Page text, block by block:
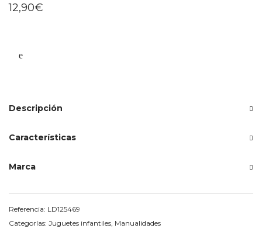
12,90€
Descripción
Características
Marca
Referencia: LD125469
Categorías: Juguetes infantiles Manualidades